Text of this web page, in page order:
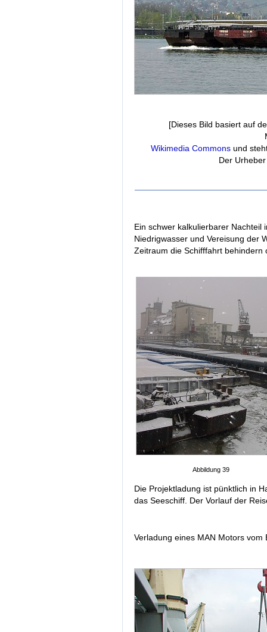
[Dieses Bild basiert auf
Wikimedia Commonsund
Der
Ein schwer kalkulierbarer Nachteil
Niedrigwasser und Vereisung der
Zeitraum die Schifffahrt
Abbildung 39
Die Projektladung ist pünktlich in
das Seeschiff. Der Vorlauf der
Verladung eines MAN Motors